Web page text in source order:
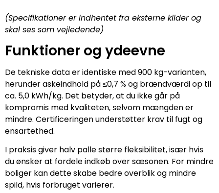
(Specifikationer er indhentet fra eksterne kilder og
skal ses som vejledende)
Funktioner og ydeevne
De tekniske data er identiske med 900 kg-varianten,
herunder askeindhold på ≤0,7 % og brændværdi op til
ca. 5,0 kWh/kg. Det betyder, at du ikke går på
kompromis med kvaliteten, selvom mængden er
mindre. Certificeringen understøtter krav til fugt og
ensartethed.
I praksis giver halv palle større fleksibilitet, især hvis
du ønsker at fordele indkøb over sæsonen. For mindre
boliger kan dette skabe bedre overblik og mindre
spild, hvis forbruget varierer.